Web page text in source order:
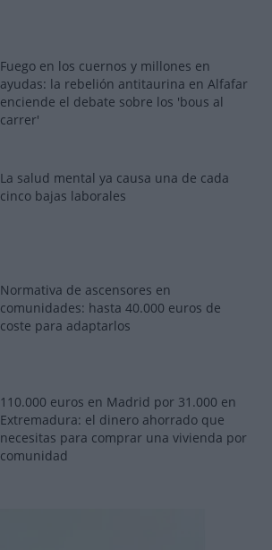
Fuego en los cuernos y millones en
ayudas: la rebelión antitaurina en Alfafar
enciende el debate sobre los 'bous al
carrer'
La salud mental ya causa una de cada
cinco bajas laborales
Normativa de ascensores en
comunidades: hasta 40.000 euros de
coste para adaptarlos
110.000 euros en Madrid por 31.000 en
Extremadura: el dinero ahorrado que
necesitas para comprar una vivienda por
comunidad